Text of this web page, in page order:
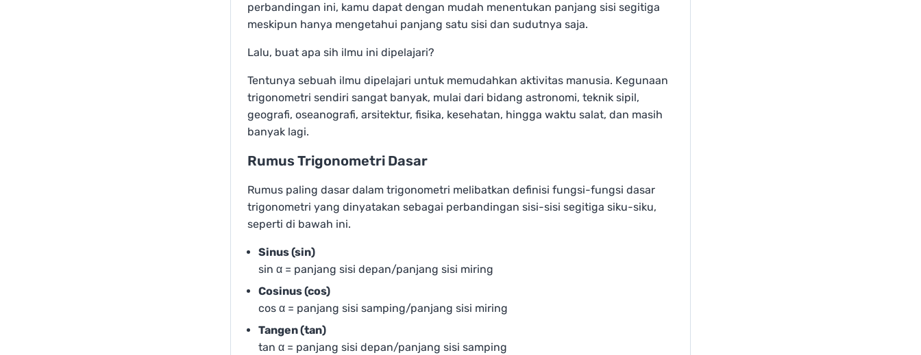
perbandingan ini, kamu dapat dengan mudah menentukan panjang sisi segitiga
meskipun hanya mengetahui panjang satu sisi dan sudutnya saja.
Lalu, buat apa sih ilmu ini dipelajari?
Tentunya sebuah ilmu dipelajari untuk memudahkan aktivitas manusia. Kegunaan
trigonometri sendiri sangat banyak, mulai dari bidang astronomi, teknik sipil,
geografi, oseanografi, arsitektur, fisika, kesehatan, hingga waktu salat, dan masih
banyak lagi.
Rumus Trigonometri Dasar
Rumus paling dasar dalam trigonometri melibatkan definisi fungsi-fungsi dasar
trigonometri yang dinyatakan sebagai perbandingan sisi-sisi segitiga siku-siku,
seperti di bawah ini.
Sinus (sin)
sin α = panjang sisi depan/panjang sisi miring
Cosinus (cos)
cos⁡ α = panjang sisi samping/panjang sisi miring
Tangen (tan)
tan⁡ α = panjang sisi depan/panjang sisi samping